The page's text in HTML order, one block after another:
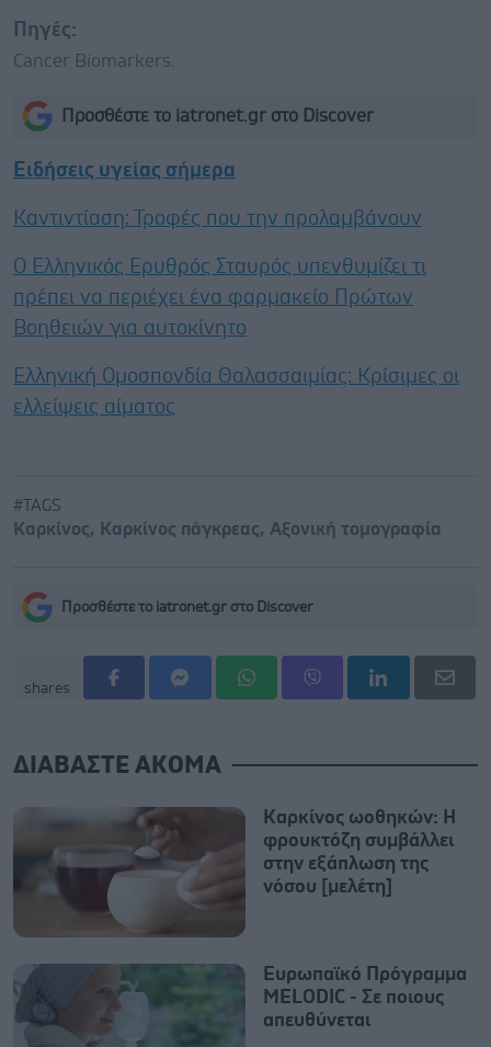
Πηγές:
Cancer Biomarkers.
Προσθέστε το iatronet.gr στο Discover
Ειδήσεις υγείας σήμερα
Καντιντίαση: Τροφές που την προλαμβάνουν
Ο Ελληνικός Ερυθρός Σταυρός υπενθυμίζει τι
πρέπει να περιέχει ένα φαρμακείο Πρώτων
Βοηθειών για αυτοκίνητο
Ελληνική Ομοσπονδία Θαλασσαιμίας: Κρίσιμες οι
ελλείψεις αίματος
#TAGS
Καρκίνος, Καρκίνος πάγκρεας, Αξονική τομογραφία
Προσθέστε το iatronet.gr στο Discover
shares
ΔΙΑΒΑΣΤΕ ΑΚΟΜΑ
Καρκίνος ωοθηκών: Η
φρουκτόζη συμβάλλει
στην εξάπλωση της
νόσου [μελέτη]
Ευρωπαϊκό Πρόγραμμα
MELODIC - Σε ποιους
απευθύνεται